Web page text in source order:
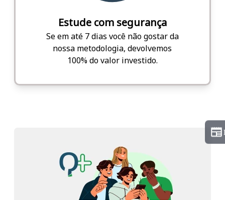
Estude com segurança
Se em até 7 dias você não gostar da
nossa metodologia, devolvemos
100% do valor investido.